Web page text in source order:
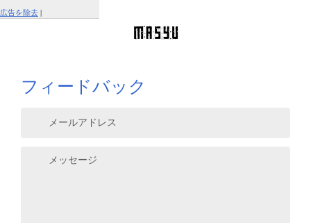
広告を除去 |
フィードバック
メールアドレス
メッセージ